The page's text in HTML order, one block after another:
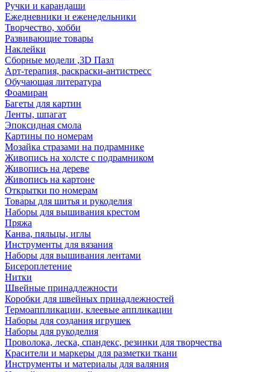
Ручки и карандаши
Ежедневники и еженедельники
Творчество, хобби
Развивающие товары
Наклейки
Сборные модели ,3D Пазл
Арт-терапия, раскраски-антистресс
Обучающая литература
Фоамиран
Багеты для картин
Ленты, шпагат
Эпоксидная смола
Картины по номерам
Мозайка стразами на подрамнике
Живопись на холсте с подрамником
Живопись на дереве
Живопись на картоне
Открытки по номерам
Товары для шитья и рукоделия
Наборы для вышивания крестом
Пряжа
Канва, пяльцы, иглы
Инструменты для вязания
Наборы для вышивания лентами
Бисероплетение
Нитки
Швейные принадлежности
Коробки для швейных принадлежностей
Термоаппликации, клеевые аппликации
Наборы для создания игрушек
Наборы для рукоделия
Проволока, леска, спандекс, резинки для творчества
Красители и маркеры для разметки ткани
Инструменты и материалы для валяния